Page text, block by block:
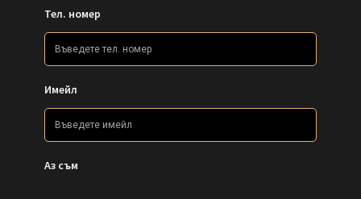
Тел. номер
Имейл
Аз съм